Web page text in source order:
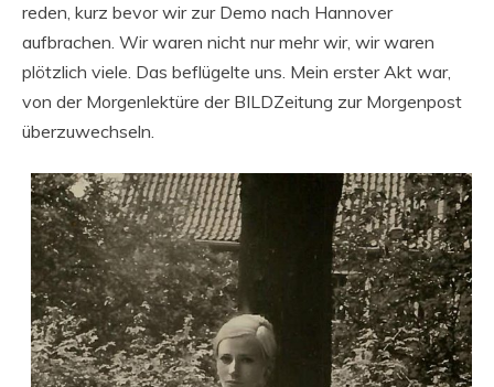
reden, kurz bevor wir zur Demo nach Hannover
aufbrachen. Wir waren nicht nur mehr wir, wir waren
plötzlich viele. Das beflügelte uns. Mein erster Akt war,
von der Morgenlektüre der BILDZeitung zur Morgenpost
überzuwechseln.